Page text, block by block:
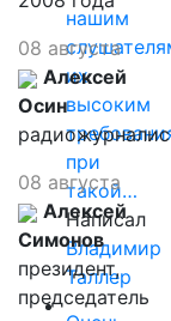
нашим
их
высоким
при
такой…
Написал
Владимир
Таллер
08 августа
Алексей
Осин
08 августа
Алексей
Симонов
президент,
председатель